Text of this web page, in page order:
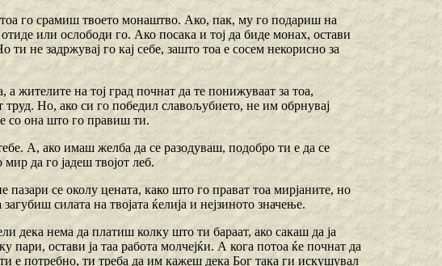
го срамиш твоето монаштво. Ако, пак, му го подариш на
или ослободи го. Ако посака и тој да биде монах, остави
не задржувај го кај себе, зашто тоа е сосем некорисно за
жителите на тој град почнат да те понижуваат за тоа,
труд. Ho, ако си го победил славољубието, не им обрнувај
со она што го правиш ти.
А, ако имаш желба да се разодуваш, подобро ти е да се
да го јадеш твојот леб.
пазари се околу цената, како што го прават тоа мирјаните, но
силата на твојата ќелија и нејзиното значење.
дека нема да платиш колку што ти бараат, ако сакаш да ја
остави ја таа работа молчејќи. А кога потоа ќе почнат да
е потребно, ти треба да им кажеш дека Бог така ги искушувал